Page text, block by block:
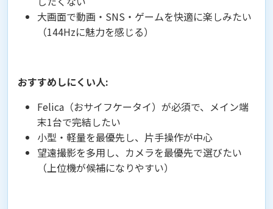
大画面で動画・SNS・ゲームを快適に楽しみたい
（144Hzに魅力を感じる）
おすすめしにくい人:
Felica（おサイフケータイ）が必須で、メイン端
末1台で完結したい
小型・軽量を最優先し、片手操作が中心
望遠撮影を多用し、カメラを最優先で選びたい
（上位機が候補になりやすい）